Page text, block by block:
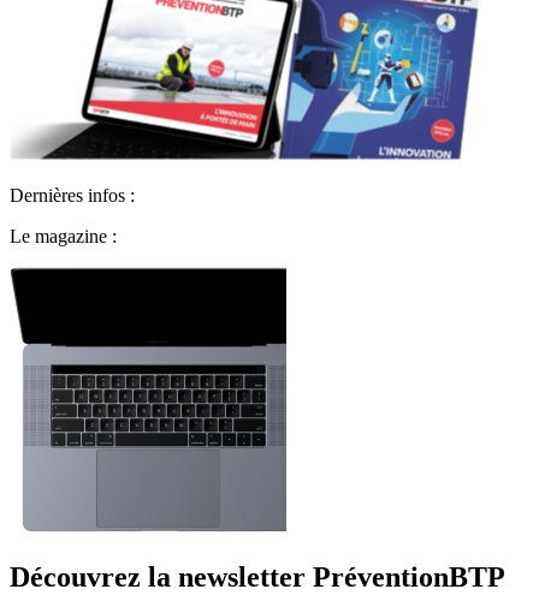
Dernières infos :
Le magazine :
Découvrez la newsletter PréventionBTP